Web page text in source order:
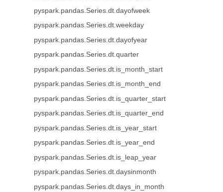
pyspark.pandas.Series.dt.dayofweek
pyspark.pandas.Series.dt.weekday
pyspark.pandas.Series.dt.dayofyear
pyspark.pandas.Series.dt.quarter
pyspark.pandas.Series.dt.is_month_start
pyspark.pandas.Series.dt.is_month_end
pyspark.pandas.Series.dt.is_quarter_start
pyspark.pandas.Series.dt.is_quarter_end
pyspark.pandas.Series.dt.is_year_start
pyspark.pandas.Series.dt.is_year_end
pyspark.pandas.Series.dt.is_leap_year
pyspark.pandas.Series.dt.daysinmonth
pyspark.pandas.Series.dt.days_in_month